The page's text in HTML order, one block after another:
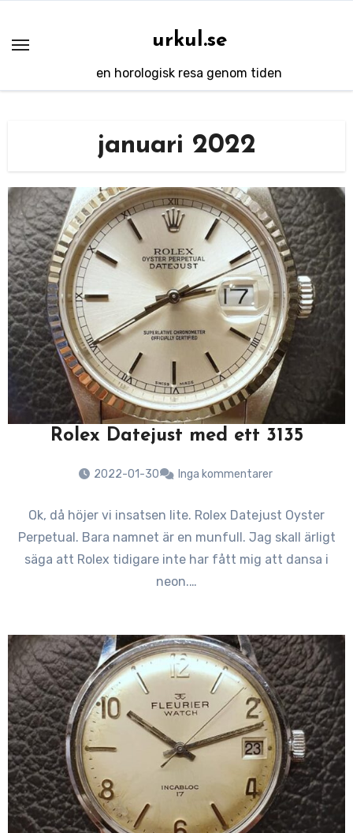
innehåll
urkul.se
en horologisk resa genom tiden
januari 2022
Rolex Datejust med ett 3135
2022-01-30 Inga kommentarer
Ok, då höjer vi insatsen lite. Rolex Datejust Oyster
Perpetual. Bara namnet är en munfull. Jag skall ärligt
säga att Rolex tidigare inte har fått mig att dansa i
neon.…